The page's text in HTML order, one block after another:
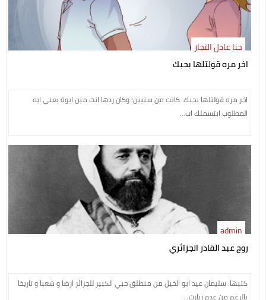
اخر مره قولتلها بحبك
حنا عادل النجار
اخر مره قولتلها بحبك كانت من سنيين؛ وكان ردها انت مين ايوة يعني ايه
المطلوب ابتسملك اب...
روح عبد القادر الجزائري
admin
كتبها: سليمان عيد ابو الخيل من منطلق حبي الكبير للجزائر ارضا و شعبا و تاريخا
بالرغم من عدم زيارت...